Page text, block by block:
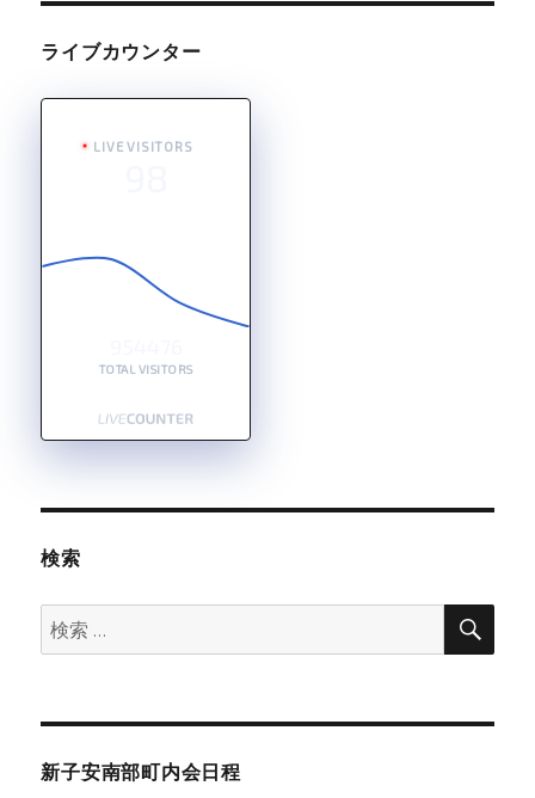
ライブカウンター
LIVE VISITORS
TOTAL VISITORS
検索
検
索:
検
新子安南部町内会日程